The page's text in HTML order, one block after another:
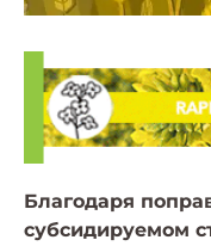
Благодаря
субсидируемом